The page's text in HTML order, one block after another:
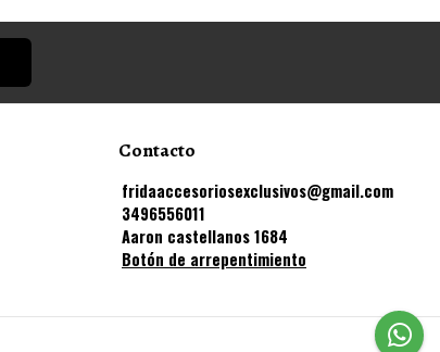
Contacto
fridaaccesoriosexclusivos@gmail.com
3496556011
Aaron castellanos 1684
Botón de arrepentimiento